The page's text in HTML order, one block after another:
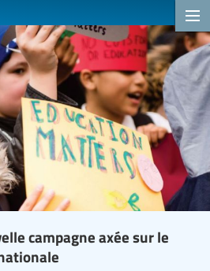
campagne axée sur le